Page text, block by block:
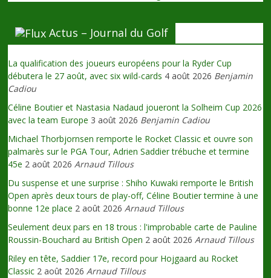
Actus – Journal du Golf
La qualification des joueurs européens pour la Ryder Cup
débutera le 27 août, avec six wild-cards 4 août 2026 Benjamin
Cadiou
Céline Boutier et Nastasia Nadaud joueront la Solheim Cup 2026
avec la team Europe 3 août 2026 Benjamin Cadiou
Michael Thorbjornsen remporte le Rocket Classic et ouvre son
palmarès sur le PGA Tour, Adrien Saddier trébuche et termine
45e 2 août 2026 Arnaud Tillous
Du suspense et une surprise : Shiho Kuwaki remporte le British
Open après deux tours de play-off, Céline Boutier termine à une
bonne 12e place 2 août 2026 Arnaud Tillous
Seulement deux pars en 18 trous : l'improbable carte de Pauline
Roussin-Bouchard au British Open 2 août 2026 Arnaud Tillous
Riley en tête, Saddier 17e, record pour Hojgaard au Rocket
Classic 2 août 2026 Arnaud Tillous